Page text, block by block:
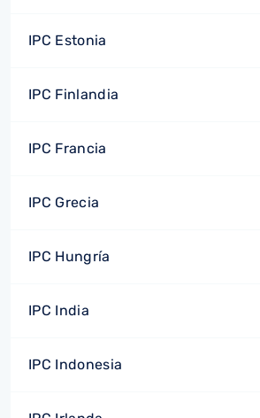
IPC Estonia
IPC Finlandia
IPC Francia
IPC Grecia
IPC Hungría
IPC India
IPC Indonesia